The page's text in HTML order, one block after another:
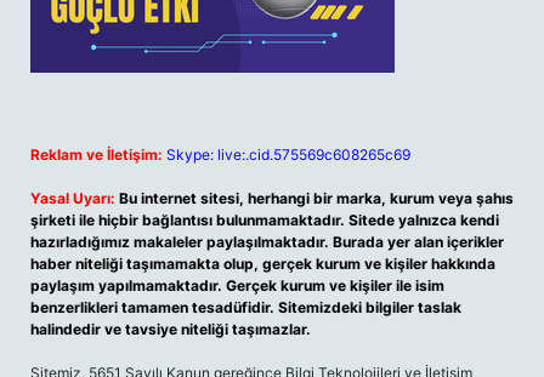
Reklam ve İletişim: Skype: live:.cid.575569c608265c69
Yasal Uyarı: Bu internet sitesi, herhangi bir marka, kurum veya şahıs
şirketi ile hiçbir bağlantısı bulunmamaktadır. Sitede yalnızca kendi
hazırladığımız makaleler paylaşılmaktadır. Burada yer alan içerikler
haber niteliği taşımamakta olup, gerçek kurum ve kişiler hakkında
paylaşım yapılmamaktadır. Gerçek kurum ve kişiler ile isim
benzerlikleri tamamen tesadüfidir. Sitemizdeki bilgiler taslak
halindedir ve tavsiye niteliği taşımazlar.
Sitemiz, 5651 Sayılı Kanun gereğince Bilgi Teknolojileri ve İletişim